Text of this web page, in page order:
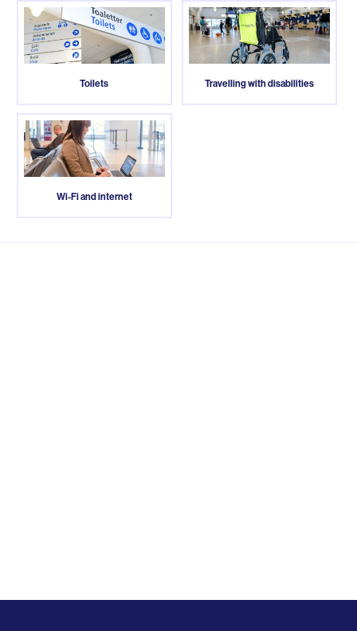
Toilets Travelling with disabilities
Wi-Fi and internet